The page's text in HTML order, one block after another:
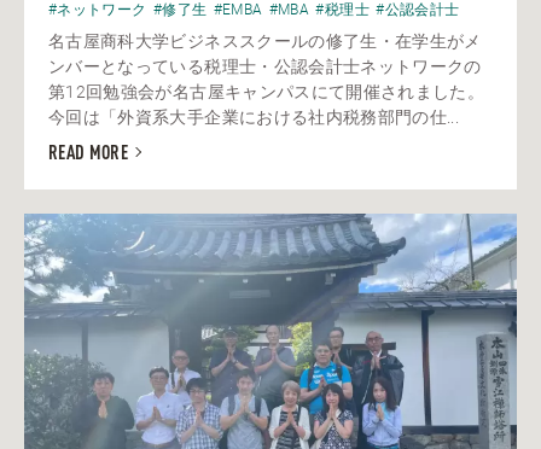
#ネットワーク #修了生 #EMBA #MBA #税理士 #公認会計士
名古屋商科大学ビジネススクールの修了生・在学生がメ
ンバーとなっている税理士・公認会計士ネットワークの
第12回勉強会が名古屋キャンパスにて開催されました。
今回は「外資系大手企業における社内税務部門の仕...
READ MORE